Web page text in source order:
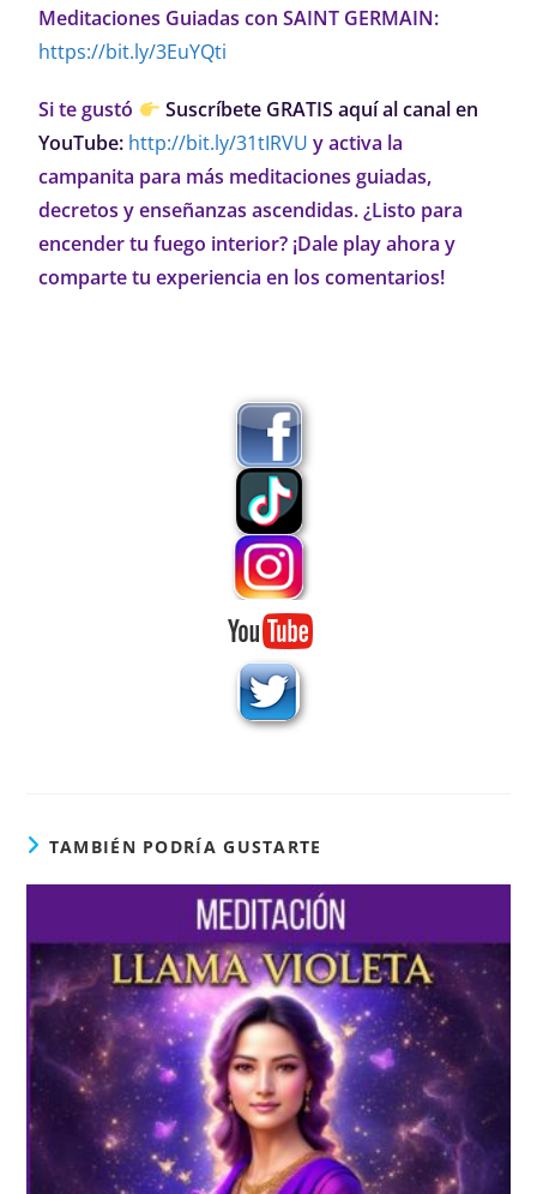
Meditaciones Guiadas con SAINT GERMAIN:
https://bit.ly/3EuYQti
Si te gustó
Suscríbete GRATIS aquí al canal en
YouTube: http://bit.ly/31tIRVU y activa la
campanita para más meditaciones guiadas,
decretos y enseñanzas ascendidas. ¿Listo para
encender tu fuego interior? ¡Dale play ahora y
comparte tu experiencia en los comentarios!
TAMBIÉN PODRÍA GUSTARTE